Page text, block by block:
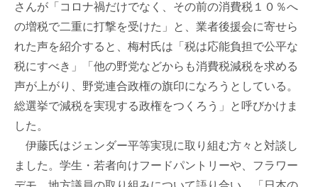
さんが「コロナ禍だけでなく、その前の消費税１０％へ
の増税で二重に打撃を受けた」と、業者後援会に寄せら
れた声を紹介すると、梅村氏は「税は応能負担で公平な
税にすべき」「他の野党などからも消費税減税を求める
声が上がり、野党連合政権の旗印になろうとしている。
総選挙で減税を実現する政権をつくろう」と呼びかけま
した。
伊藤氏はジェンダー平等実現に取り組む方々と対談し
ました。学生・若者向けフードパントリーや、フラワー